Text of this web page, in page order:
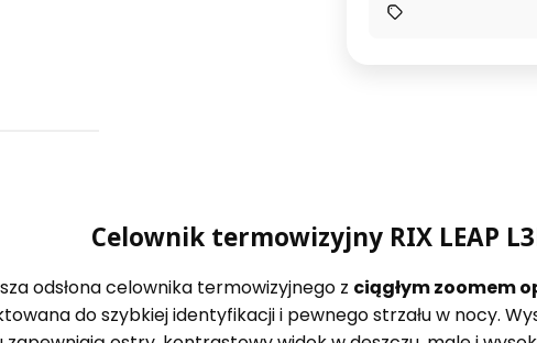
Celownik termowizyjny RIX LEAP
odsłona celownika termowizyjnego z ciągłym zoomem
do szybkiej identyfikacji i pewnego strzału w nocy.